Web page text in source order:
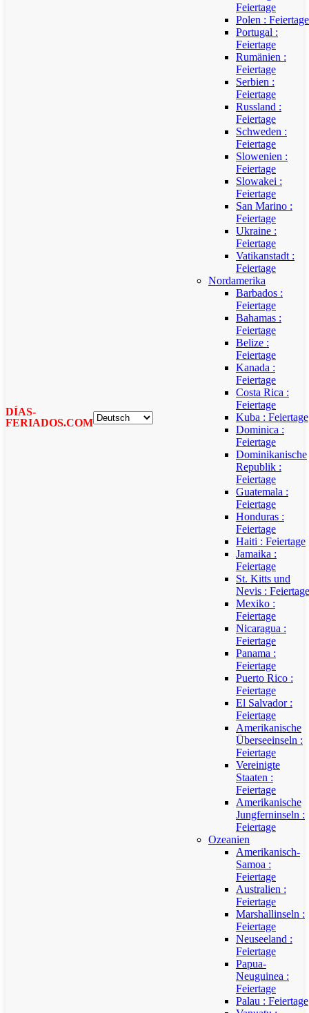
DÍAS-
FERIADOS.COM
Feiertage
Polen : Feiertage
Portugal :
Feiertage
Rumänien :
Feiertage
Serbien :
Feiertage
Russland :
Feiertage
Schweden :
Feiertage
Slowenien :
Feiertage
Slowakei :
Feiertage
San Marino :
Feiertage
Ukraine :
Feiertage
Vatikanstadt :
Feiertage
Nordamerika
Barbados :
Feiertage
Bahamas :
Feiertage
Belize :
Feiertage
Kanada :
Feiertage
Costa Rica :
Feiertage
Kuba : Feiertage
Dominica :
Feiertage
Dominikanische
Republik :
Feiertage
Guatemala :
Feiertage
Honduras :
Feiertage
Haiti : Feiertage
Jamaika :
Feiertage
St. Kitts und
Nevis : Feiertage
Mexiko :
Feiertage
Nicaragua :
Feiertage
Panama :
Feiertage
Puerto Rico :
Feiertage
El Salvador :
Feiertage
Amerikanische
Überseeinseln :
Feiertage
Vereinigte
Staaten :
Feiertage
Amerikanische
Jungferninseln :
Feiertage
Ozeanien
Amerikanisch-
Samoa :
Feiertage
Australien :
Feiertage
Marshallinseln :
Feiertage
Neuseeland :
Feiertage
Papua-
Neuguinea :
Feiertage
Palau : Feiertage